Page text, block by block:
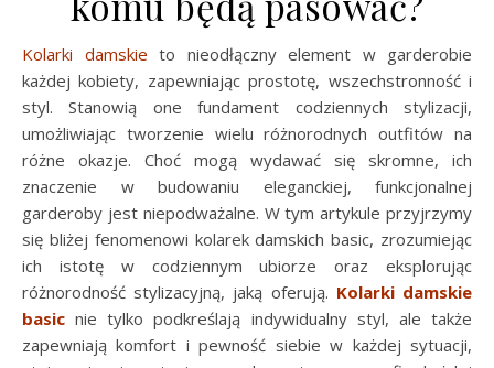
Kolarki damskie to nieodłączny element w garderobie
każdej kobiety, zapewniając prostotę, wszechstronność i
styl. Stanowią one fundament codziennych stylizacji,
umożliwiając tworzenie wielu różnorodnych outfitów na
różne okazje. Choć mogą wydawać się skromne, ich
znaczenie w budowaniu eleganckiej, funkcjonalnej
garderoby jest niepodważalne. W tym artykule przyjrzymy
się bliżej fenomenowi kolarek damskich basic, zrozumiejąc
ich istotę w codziennym ubiorze oraz eksplorując
różnorodność stylizacyjną, jaką oferują. Kolarki damskie
basic nie tylko podkreślają indywidualny styl, ale także
zapewniają komfort i pewność siebie w każdej sytuacji,